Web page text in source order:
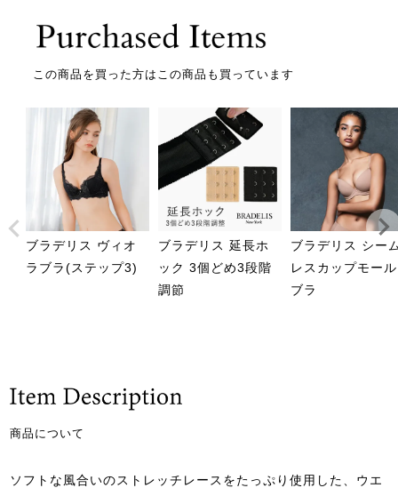
この商品を買った方はこの商品も買っています
ブラデリス ヴィオ
ラブラ(ステップ3)
ブラデリス 延長ホ
ック 3個どめ3段階
調節
ブラデリス シー
レスカップモー
ブラ
商品について
ソフトな風合いのストレッチレースをたっぷり使用した、ウエ